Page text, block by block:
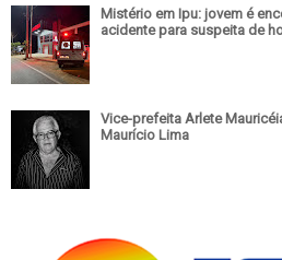
Mistério em Ipu: jovem é
acidente para suspeita de
Vice-prefeita Arlete
Maurício Lima